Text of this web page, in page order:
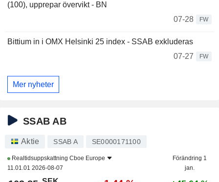
(100), upprepar övervikt - BN
07-28
FW
Bittium in i OMX Helsinki 25 index - SSAB exkluderas
07-27
FW
Mer nyheter
SSAB AB
Aktie SSAB A SE0000171100
Realtidsuppskattning Cboe Europe
11.01.01 2026-08-07
Förändring 1
jan.